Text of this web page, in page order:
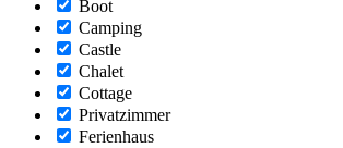
Boot
Camping
Castle
Chalet
Cottage
Privatzimmer
Ferienhaus